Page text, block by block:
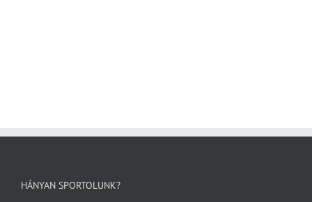
HÁNYAN SPORTOLUNK?